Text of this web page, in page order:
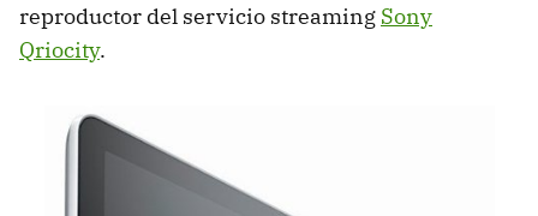
reproductor del servicio streaming Sony
Qriocity.